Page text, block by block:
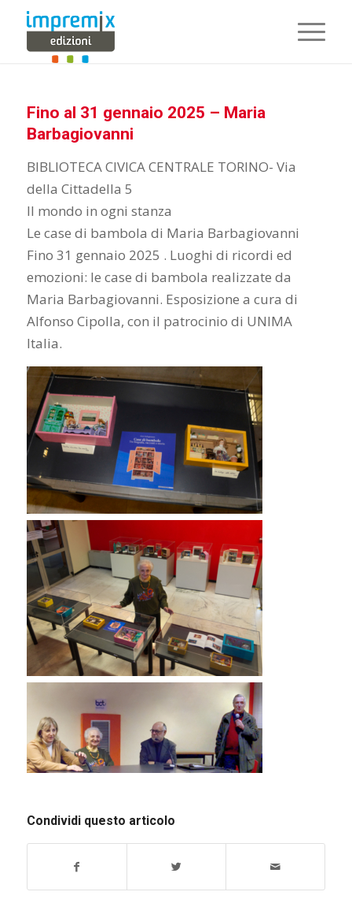
Fino al 31 gennaio 2025 – Maria
Barbagiovanni
BIBLIOTECA CIVICA CENTRALE TORINO- Via
della Cittadella 5
Il mondo in ogni stanza
Le case di bambola di Maria Barbagiovanni
Fino 31 gennaio 2025 . Luoghi di ricordi ed
emozioni: le case di bambola realizzate da
Maria Barbagiovanni. Esposizione a cura di
Alfonso Cipolla, con il patrocinio di UNIMA
Italia.
Condividi questo articolo